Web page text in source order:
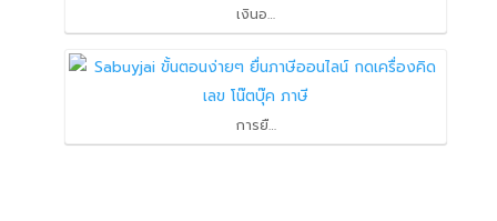
เงินอ…
การยื…